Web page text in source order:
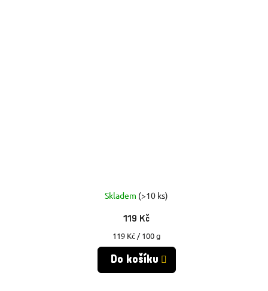
Skladem (>10 ks)
119 Kč
Měrná
cena:
119 Kč / 100 g
Do košíku